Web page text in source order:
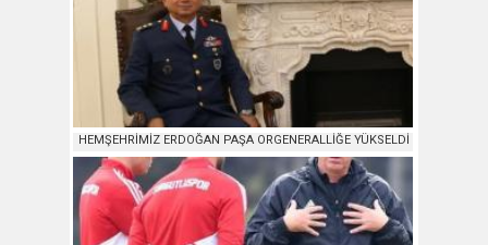
HEMŞEHRİMİZ ERDOĞAN PAŞA ORGENERALLİĞE YÜKSELDİ